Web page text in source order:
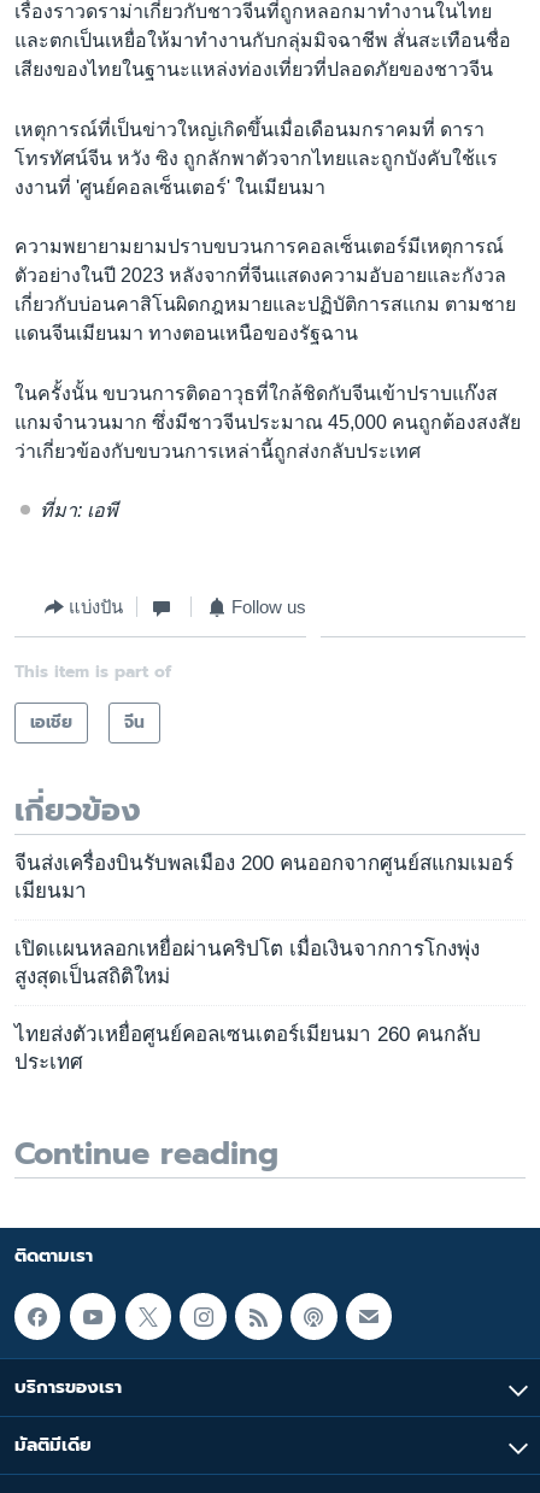
เรื่องราวดราม่าเกี่ยวกับชาวจีนที่ถูกหลอกมาทำงานในไทย
และตกเป็นเหยื่อให้มาทำงานกับกลุ่มมิจฉาชีพ สั่นสะเทือนชื่อ
เสียงของไทยในฐานะแหล่งท่องเที่ยวที่ปลอดภัยของชาวจีน
เหตุการณ์ที่เป็นข่าวใหญ่เกิดขึ้นเมื่อเดือนมกราคมที่ ดารา
โทรทัศน์จีน หวัง ซิง ถูกลักพาตัวจากไทยและถูกบังคับใช้เเร
งงานที่ 'ศูนย์คอลเซ็นเตอร์' ในเมียนมา
ความพยายามยามปราบขบวนการคอลเซ็นเตอร์มีเหตุการณ์
ตัวอย่างในปี 2023 หลังจากที่จีนเเสดงความอับอายและกังวล
เกี่ยวกับบ่อนคาสิโนผิดกฎหมายและปฏิบัติการสเเกม ตามชาย
เเดนจีนเมียนมา ทางตอนเหนือของรัฐฉาน
ในครั้งนั้น ขบวนการติดอาวุธที่ใกล้ชิดกับจีนเข้าปราบแก๊งส
แกมจำนวนมาก ซึ่งมีชาวจีนประมาณ 45,000 คนถูกต้องสงสัย
ว่าเกี่ยวข้องกับขบวนการเหล่านี้ถูกส่งกลับประเทศ
ที่มา: เอพี
แบ่งปัน Follow us
This item is part of
เอเชีย
จีน
เกี่ยวข้อง
จีนส่งเครื่องบินรับพลเมือง 200 คนออกจากศูนย์สแกมเมอร์
เมียนมา
เปิดเเผนหลอกเหยื่อผ่านคริปโต เมื่อเงินจากการโกงพุ่ง
สูงสุดเป็นสถิติใหม่
ไทยส่งตัวเหยื่อศูนย์คอลเซนเตอร์เมียนมา 260 คนกลับ
ประเทศ
Continue reading
ติดตามเรา
บริการของเรา
มัลติมีเดีย